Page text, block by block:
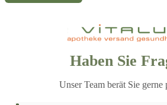
Haben Sie
Unser Team berät Sie gerne